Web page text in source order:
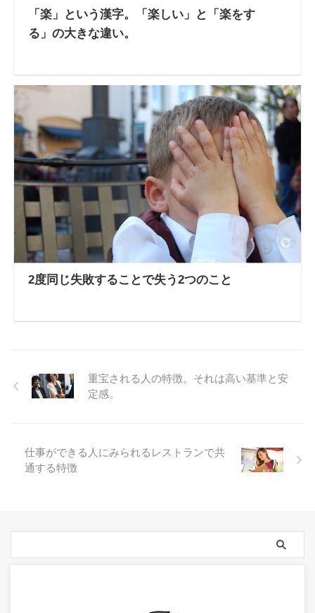
「楽」という漢字。「楽しい」と「楽をす
る」の大きな違い。
2度同じ失敗することで失う2つのこと
重宝される人の特徴。それは高い基準と安
定感。
仕事ができる人にみられるレストランで共
通する特徴